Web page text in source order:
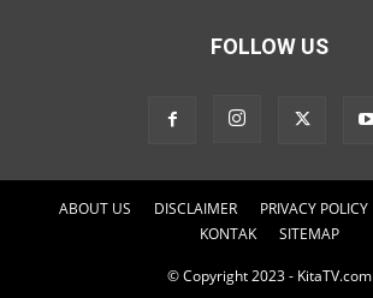
FOLLOW US
ABOUT US DISCLAIMER PRIVACY POLICY
KONTAK
SITEMAP
© Copyright 2023 - KitaTV.com